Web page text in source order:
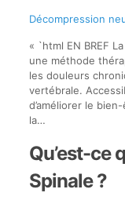
Décompression
« `html EN BREF
une méthode
les douleurs
vertébrale.
d’améliorer le
la…
Qu’est-ce
Spinale ?